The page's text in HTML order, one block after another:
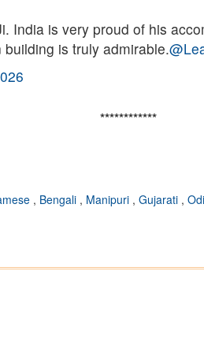
India is very proud of his
is truly admirable.
************
, Bengali , Manipuri , Gujarati ,